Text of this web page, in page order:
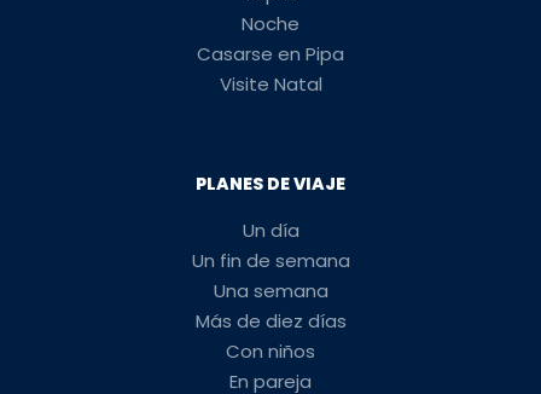
Noche
Casarse en Pipa
Visite Natal
PLANES DE VIAJE
Un día
Un fin de semana
Una semana
Más de diez días
Con niños
En pareja